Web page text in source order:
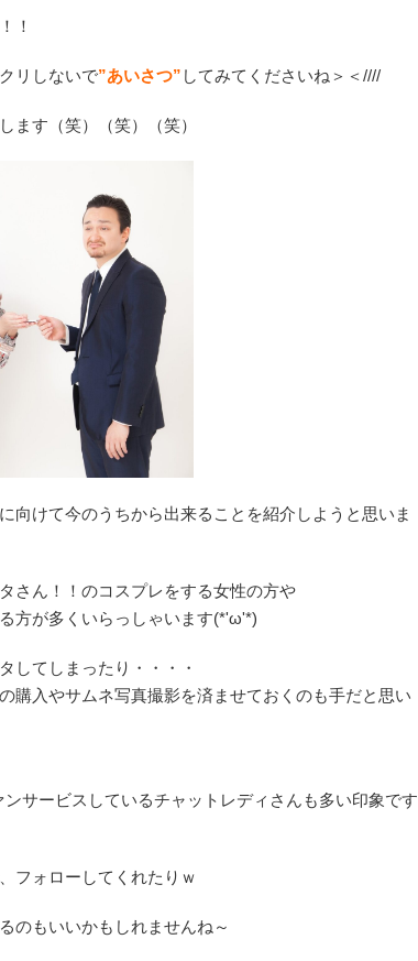
！
リしないで”あいさつ” してみてくださいね＞＜////
ます（笑）（笑）（笑）
向けて今のうちから出来ることを紹介しようと思いま
さん！！のコスプレをする女性の方や
方が多くいらっしゃいます(*'ω'*)
してしまったり・・・・
購入やサムネ写真撮影を済ませておくのも手だと思い
サービスしているチャットレディさんも多い印象です
フォローしてくれたりｗ
のもいいかもしれませんね～